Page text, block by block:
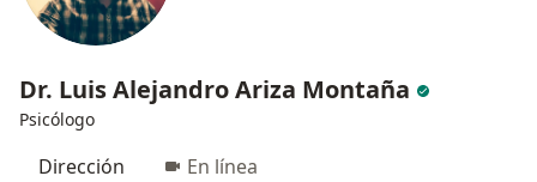
Dr. Luis Alejandro Ariza Montaña
Psicólogo
Dirección En línea